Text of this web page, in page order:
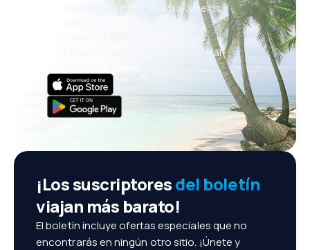
Nuevas ofertas cada día: vuelos,
vacaciones, escapadas
Cómoda gestión de reservas
¡Todo lo que importa, siempre al
¡Los suscriptoresdel boletín
viajan más barato!
El boletín incluye ofertas especiales que no
encontrarás en ningún otro sitio. ¡Únete y